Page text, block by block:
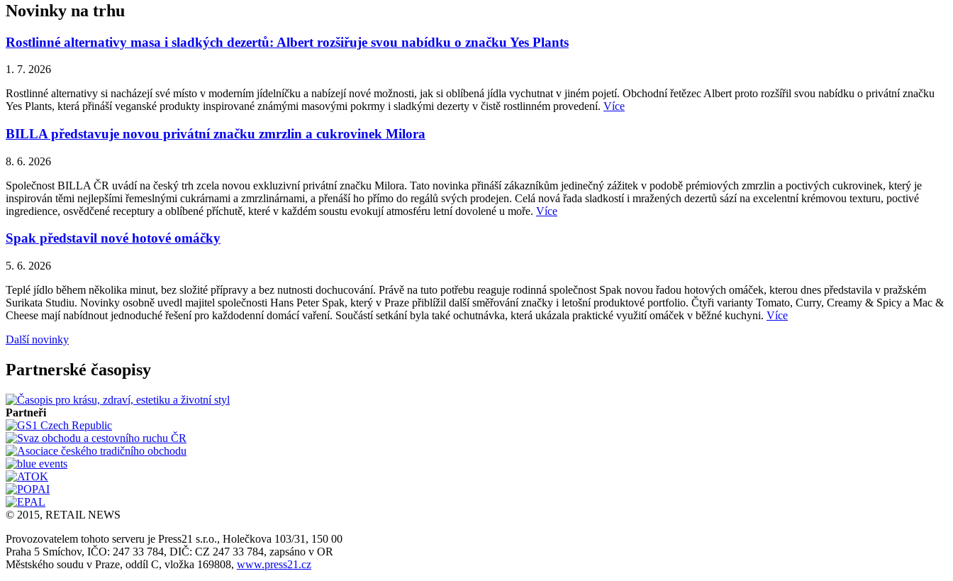
Novinky na trhu
Rostlinné alternativy masa i sladkých dezertů: Albert rozšiřuje svou nabídku o značku Yes Plants
1. 7. 2026
Rostlinné alternativy si nacházejí své místo v moderním jídelníčku a nabízejí nové možnosti, jak si oblíbená jídla vychutnat v jiném pojetí. Obchodní řetězec Albert proto rozšířil svou nabídku o privátní značku
Yes Plants, která přináší veganské produkty inspirované známými masovými pokrmy i sladkými dezerty v čistě rostlinném provedení. Více
BILLA představuje novou privátní značku zmrzlin a cukrovinek Milora
8. 6. 2026
Společnost BILLA ČR uvádí na český trh zcela novou exkluzivní privátní značku Milora. Tato novinka přináší zákazníkům jedinečný zážitek v podobě prémiových zmrzlin a poctivých cukrovinek, který je
inspirován těmi nejlepšími řemeslnými cukrárnami a zmrzlinárnami, a přenáší ho přímo do regálů svých prodejen. Celá nová řada sladkostí i mražených dezertů sází na excelentní krémovou texturu, poctivé
ingredience, osvědčené receptury a oblíbené příchutě, které v každém soustu evokují atmosféru letní dovolené u moře. Více
Spak představil nové hotové omáčky
5. 6. 2026
Teplé jídlo během několika minut, bez složité přípravy a bez nutnosti dochucování. Právě na tuto potřebu reaguje rodinná společnost Spak novou řadou hotových omáček, kterou dnes představila v pražském
Surikata Studiu. Novinky osobně uvedl majitel společnosti Hans Peter Spak, který v Praze přiblížil další směřování značky i letošní produktové portfolio. Čtyři varianty Tomato, Curry, Creamy & Spicy a Mac &
Cheese mají nabídnout jednoduché řešení pro každodenní domácí vaření. Součástí setkání byla také ochutnávka, která ukázala praktické využití omáček v běžné kuchyni. Více
Další novinky
Partnerské časopisy
Partneři
© 2015, RETAIL NEWS
Provozovatelem tohoto serveru je Press21 s.r.o., Holečkova 103/31, 150 00
Praha 5 Smíchov, IČO: 247 33 784, DIČ: CZ 247 33 784, zapsáno v OR
Městského soudu v Praze, oddíl C, vložka 169808, www.press21.cz